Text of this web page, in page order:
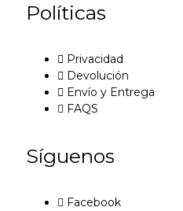
Políticas
Privacidad
Devolución
Envío y Entrega
FAQS
Síguenos
Facebook